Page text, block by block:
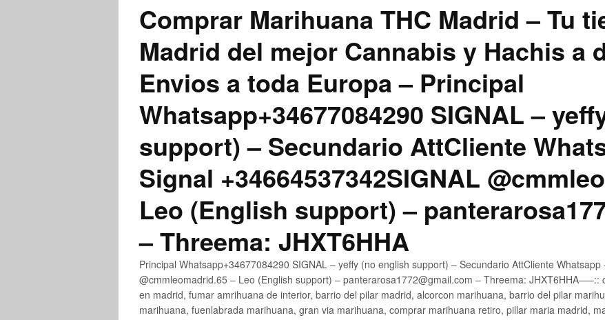
Comprar Marihuana THC Madrid – Tu
Madrid del mejor Cannabis y Hachis a
Envios a toda Europa – Principal
Whatsapp+34677084290 SIGNAL –
support) – Secundario AttCliente
Signal +34664537342SIGNAL
Leo (English support) –
– Threema: JHXT6HHA
Principal Whatsapp+34677084290 SIGNAL – yeffy (no english support) – Secundario AttCliente
@cmmleomadrid.65 – Leo (English support) – panterarosa1772@gmail.com – Threema:
en madrid, fumar amrihuana de interior, barrio del pilar madrid, alcorcon marihuana, barrio del pilar
marihuana, fuenlabrada marihuana, gran via marihuana, comprar marihuana retiro, pillar maria madrid,